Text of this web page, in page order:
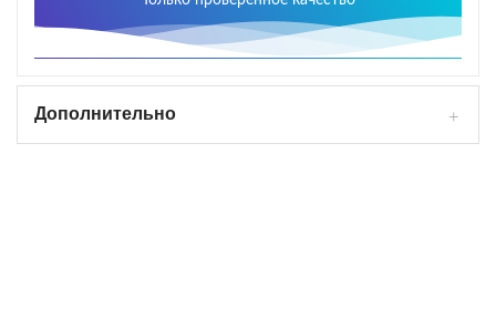
Дополнительно